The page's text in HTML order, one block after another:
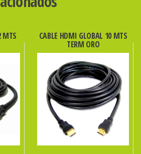
MTS CABLE HDMI GLOBAL 10 MTS
TERM ORO